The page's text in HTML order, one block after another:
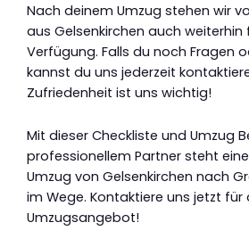
Nach deinem Umzug stehen wir
aus Gelsenkirchen auch weiterhin
Verfügung. Falls du noch Fragen
kannst du uns jederzeit
Zufriedenheit ist uns wichtig!
Mit dieser Checkliste und Umzug
professionellem Partner steht
Umzug von Gelsenkirchen nach
im Wege. Kontaktiere uns jetzt für
Umzugsangebot!